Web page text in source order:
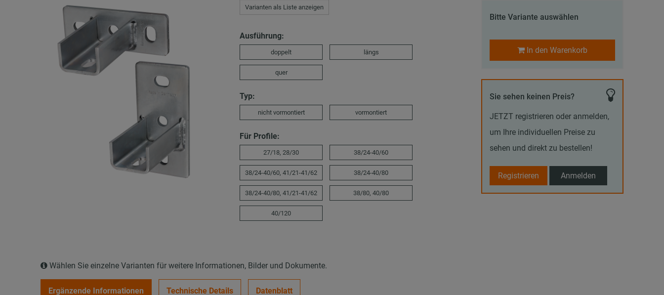
Varianten als Liste anzeigen
Ausführung:
doppelt längs
quer
Typ:
nicht vormontiert vormontiert
Für Profile:
27/18, 28/30 38/24-40/60
38/24-40/60, 41/21-41/62 38/24-40/80
38/24-40/80, 41/21-41/62 38/80, 40/80
40/120
Bitte Variante auswählen
In den Warenkorb
Sie sehen keinen Preis?
JETZT registrieren oder anmelden,
um Ihre individuellen Preise zu
sehen und direkt zu bestellen!
Registrieren Anmelden
Wählen Sie einzelne Varianten für weitere Informationen, Bilder und Dokumente.
Ergänzende Informationen Technische Details Datenblatt